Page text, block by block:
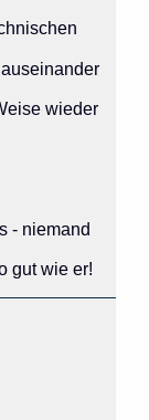
wieder
- niemand
gut wie er!